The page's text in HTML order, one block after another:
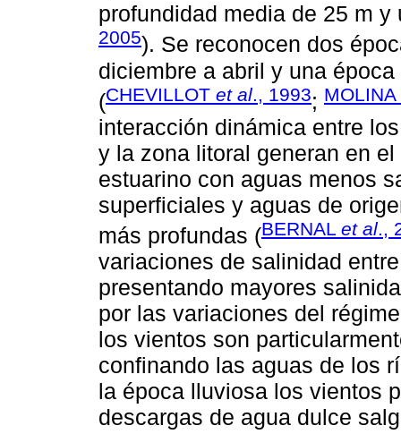
profundidad media de 25 m
2005). Se reconocen dos
diciembre a abril y una
(CHEVILLOT et al., 1993; MOLINA
interacción dinámica entre
y la zona litoral generan en
estuarino con aguas menos
superficiales y aguas de
más profundas (BERNAL et al.,
variaciones de salinidad
presentando mayores
por las variaciones del
los vientos son
confinando las aguas de los
la época lluviosa los vientos
descargas de agua dulce